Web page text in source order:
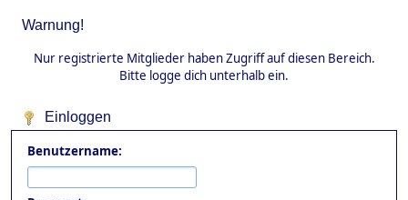
Warnung!
Nur registrierte Mitglieder haben Zugriff auf diesen Bereich.
Bitte logge dich unterhalb ein.
Einloggen
Benutzername: